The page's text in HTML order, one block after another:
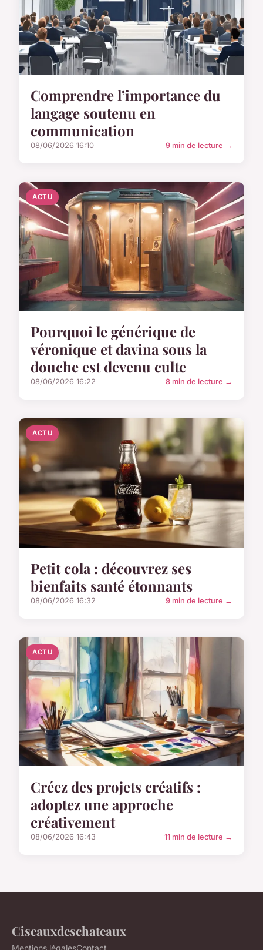
Comprendre l’importance du
langage soutenu en
communication
08/06/2026 16:10 9 min de lecture →
ACTU
Pourquoi le générique de
véronique et davina sous la
douche est devenu culte
08/06/2026 16:22 8 min de lecture →
ACTU
Petit cola : découvrez ses
bienfaits santé étonnants
08/06/2026 16:32 9 min de lecture →
ACTU
Créez des projets créatifs :
adoptez une approche
créativement
08/06/2026 16:43 11 min de lecture →
Ciseauxdeschateaux
Mentions légalesContact